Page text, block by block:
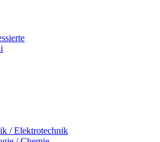
/ Elektrotechnik